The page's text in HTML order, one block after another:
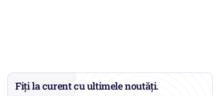
Fiți la curent cu ultimele noutăți.